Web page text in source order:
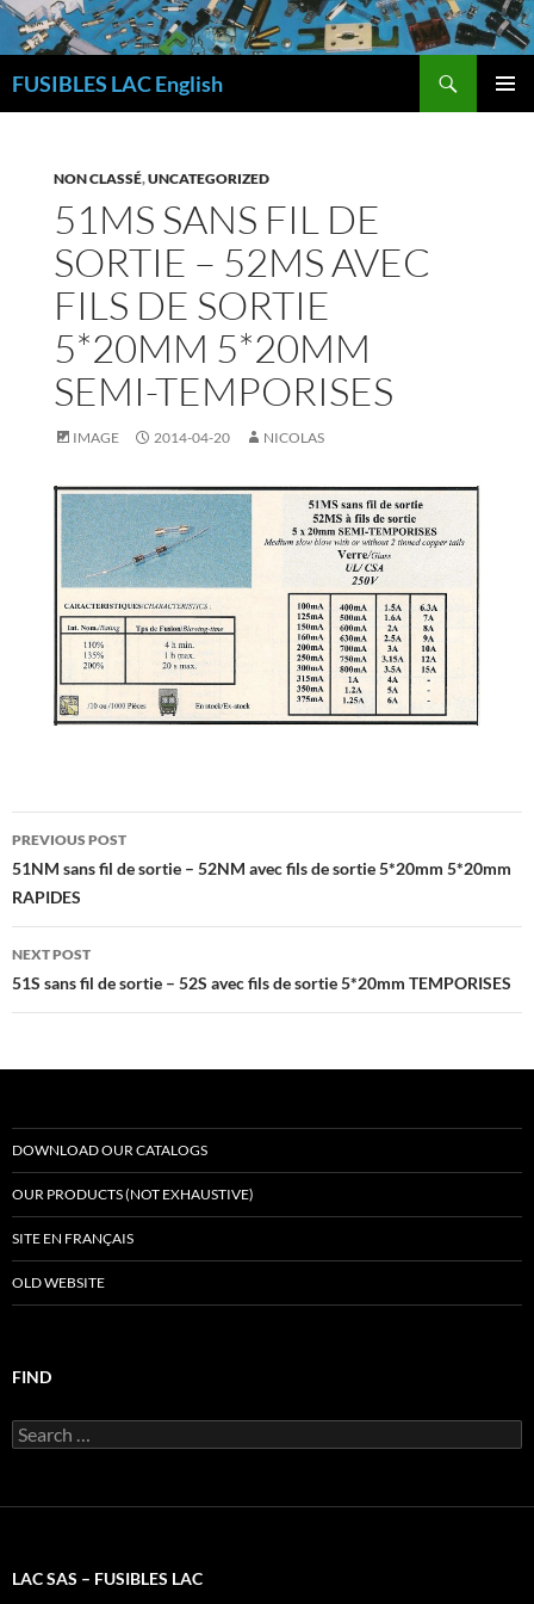
Skip
FUSIBLES LAC English
NON CLASSÉ,UNCATEGORIZED
51MS SANS FIL DE
SORTIE – 52MS AVEC
FILS DE SORTIE
5*20MM 5*20MM
SEMI-TEMPORISES
IMAGE 2014-04-20 NICOLAS
Post
navigation
PREVIOUS POST
51NM sans fil de sortie – 52NM avec fils de sortie 5*20mm 5*20mm
RAPIDES
NEXT POST
51S sans fil de sortie – 52S avec fils de sortie 5*20mm TEMPORISES
DOWNLOAD OUR CATALOGS
OUR PRODUCTS (NOT EXHAUSTIVE)
SITE EN FRANÇAIS
OLD WEBSITE
FIND
Search
for:
LAC SAS – FUSIBLES LAC